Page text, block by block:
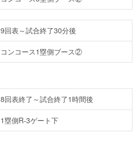
9回表～試合終了30分後
コンコース1塁側ブース②
8回表終了～試合終了1時間後
1塁側R-3ゲート下